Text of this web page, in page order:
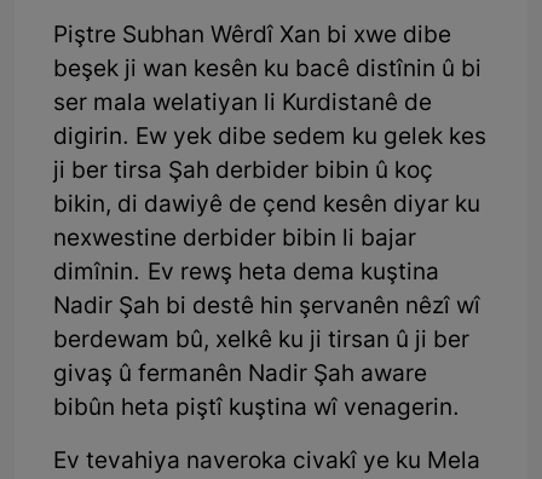
Piştre Subhan Wêrdî Xan bi xwe dibe
beşek ji wan kesên ku bacê distînin û bi
ser mala welatiyan li Kurdistanê de
digirin. Ew yek dibe sedem ku gelek kes
ji ber tirsa Şah derbider bibin û koç
bikin, di dawiyê de çend kesên diyar ku
nexwestine derbider bibin li bajar
dimînin. Ev rewş heta dema kuştina
Nadir Şah bi destê hin şervanên nêzî wî
berdewam bû, xelkê ku ji tirsan û ji ber
givaş û fermanên Nadir Şah aware
bibûn heta piştî kuştina wî venagerin.
Ev tevahiya naveroka civakî ye ku Mela